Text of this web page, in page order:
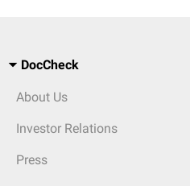
DocCheck
About Us
Investor Relations
Press